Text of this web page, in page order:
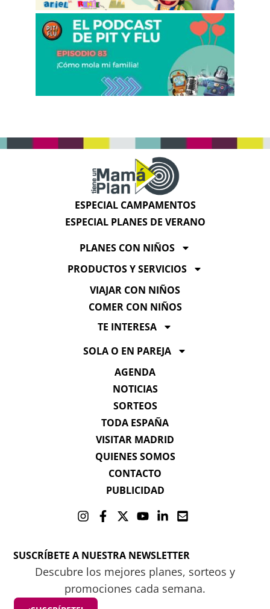
ESPECIAL CAMPAMENTOS
ESPECIAL PLANES DE VERANO
PLANES CON NIÑOS
PRODUCTOS Y SERVICIOS
VIAJAR CON NIÑOS
COMER CON NIÑOS
TE INTERESA
SOLA O EN PAREJA
AGENDA
NOTICIAS
SORTEOS
TODA ESPAÑA
VISITAR MADRID
QUIENES SOMOS
CONTACTO
PUBLICIDAD
SUSCRÍBETE A NUESTRA NEWSLETTER
Descubre los mejores planes, sorteos y
promociones cada semana.